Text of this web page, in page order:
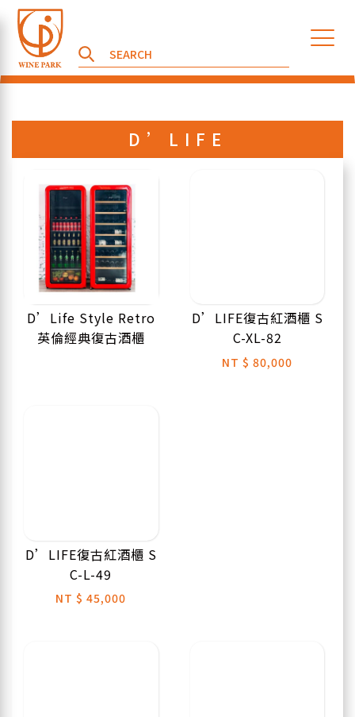
D’LIFE
D’Life Style Retro
英倫經典復古酒櫃
D’LIFE復古紅酒櫃 S
C-XL-82
NT $ 80,000
D’LIFE復古紅酒櫃 S
C-L-49
NT $ 45,000